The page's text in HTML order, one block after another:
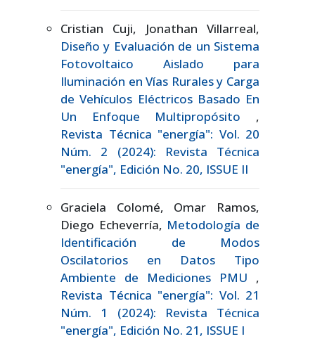
Cristian Cuji, Jonathan Villarreal,
Diseño y Evaluación de un Sistema
Fotovoltaico Aislado para
Iluminación en Vías Rurales y Carga
de Vehículos Eléctricos Basado En
Un Enfoque Multipropósito ,
Revista Técnica "energía": Vol. 20
Núm. 2 (2024): Revista Técnica
"energía", Edición No. 20, ISSUE II
Graciela Colomé, Omar Ramos,
Diego Echeverría, Metodología de
Identificación de Modos
Oscilatorios en Datos Tipo
Ambiente de Mediciones PMU ,
Revista Técnica "energía": Vol. 21
Núm. 1 (2024): Revista Técnica
"energía", Edición No. 21, ISSUE I